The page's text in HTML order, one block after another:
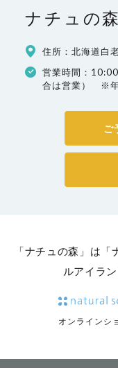
ナチュの森
住所：北海道白
営業時間：
合は営業） ※年
ご
「ナチュの森」は
ルアイラ
オンラインシ